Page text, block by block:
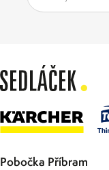
Pobočka Příbram